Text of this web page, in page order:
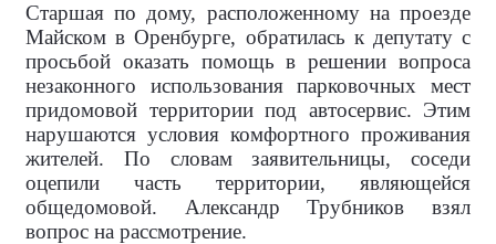
Старшая по дому, расположенному на проезде
Майском в Оренбурге, обратилась к депутату с
просьбой оказать помощь в решении вопроса
незаконного использования парковочных мест
придомовой территории под автосервис. Этим
нарушаются условия комфортного проживания
жителей. По словам заявительницы, соседи
оцепили часть территории, являющейся
общедомовой. Александр Трубников взял
вопрос на рассмотрение.